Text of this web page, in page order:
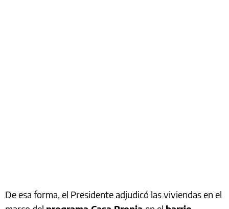
De esa forma, el Presidente adjudicó las viviendas en el